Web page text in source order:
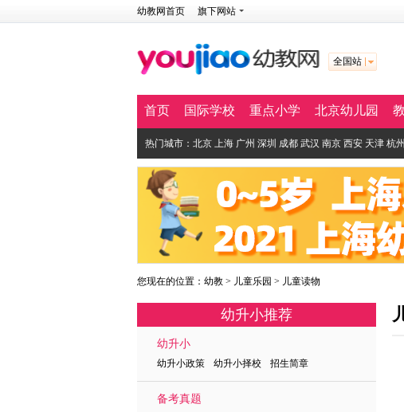
幼教网首页 旗下网站
全国站
首页 国际学校 重点小学 北京幼儿园
热门城市： 北京 上海 广州 深圳 成都 武汉 南京 西安 天津 杭州
您现在的位置： 幼教 > 儿童乐园 > 儿童读物
幼升小推荐
幼升小
幼升小政策 幼升小择校 招生简章
备考真题